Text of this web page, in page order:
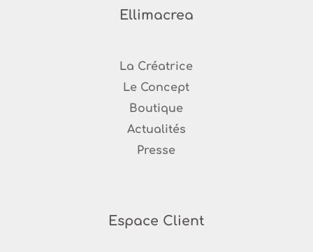
Ellimacrea
La Créatrice
Le Concept
Boutique
Actualités
Presse
Espace Client